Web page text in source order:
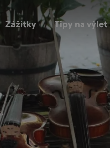
Zážitky Tipy na výlet